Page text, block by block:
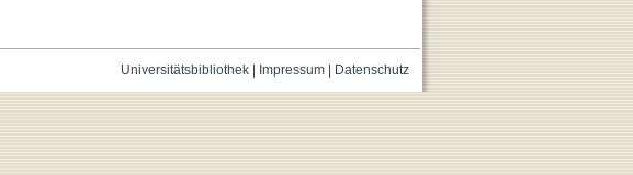
Universitätsbibliothek| Impressum| Datenschutz